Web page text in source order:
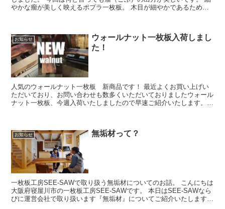
やかな瘤が美しく映えるポプラ一枚板。 木目が細やかであるため、
お知らせ
ウォールナット一枚板入荷しまし
た！
人気のウォールナット一枚板 新商品です！ 最近よくお買い上げい
ただいており、お問い合わせも数多くいただいておりましたウォール
ナット一枚板、今週入荷いたしましたので早速ご紹介いたします。４
お知らせ 無垢材って？
一枚板工房SEE-SAWで取り扱う無垢材についてのお話。 こんにちは
大阪府寝屋川市の一枚板工房SEE-SAWです。 本日はSEE-SAWなら
びに運営会社で取り扱います『無垢材』についてご紹介いたします。